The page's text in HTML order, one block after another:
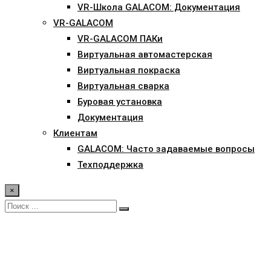
VR-Школа GALACOM: Документация
VR-GALACOM
VR-GALACOM ПАКи
Виртуальная автомастерская
Виртуальная покраска
Виртуальная сварка
Буровая установка
Документация
Клиентам
GALACOM: Часто задаваемые вопросы
Техподдержка
×